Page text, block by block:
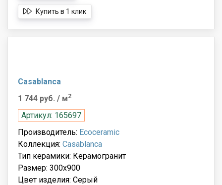
Купить в 1 клик
Casablanca
1 744 руб. / м2
Артикул: 165697
Производитель: Ecoceramic
Коллекция: Casablanca
Тип керамики: Керамогранит
Размер: 300x900
Цвет изделия: Серый